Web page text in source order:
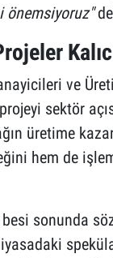
önemsiyoruz"
ve
sektör
üretime
hem de
sonunda